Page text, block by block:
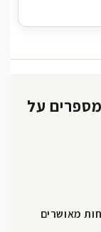
מספרים על